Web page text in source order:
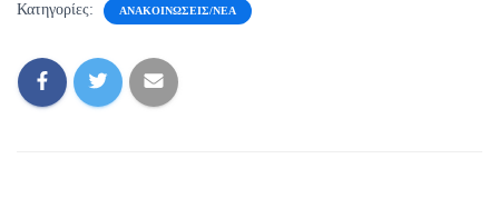
Κατηγορίες: ΑΝΑΚΟΙΝΏΣΕΙΣ/ΝΈΑ